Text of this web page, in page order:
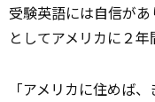
受験英語には自信が
としてアメリカに２年
「アメリカに住めば